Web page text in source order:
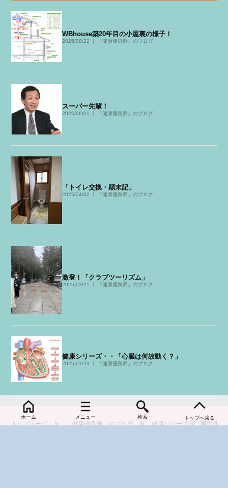
WBhouse築20年目の小屋裏の様子！
2025/08/22 「健康優良爺」のブログ
スーパー先輩！
2025/06/01 「健康優良爺」のブログ
「トイレ交換・顛末記」
2025/04/02 「健康優良爺」のブログ
激登！「クラブツーリズム」
2025/03/21 「健康優良爺」のブログ
健康シリーズ・・「心臓は何故動く？」
2025/01/29 「健康優良爺」のブログ
トップページ 「健康優良爺」のブログ 健康シリーズ③「廃用性萎
ホーム メニュー 検索 トップへ戻る